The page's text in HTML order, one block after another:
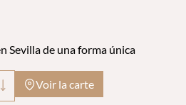
Sevilla de una forma única
Voir la carte